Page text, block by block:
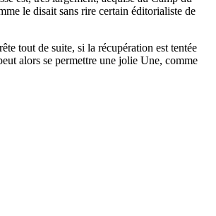
le disait sans rire certain éditorialiste de
tout de suite, si la récupération est tentée
alors se permettre une jolie Une, comme